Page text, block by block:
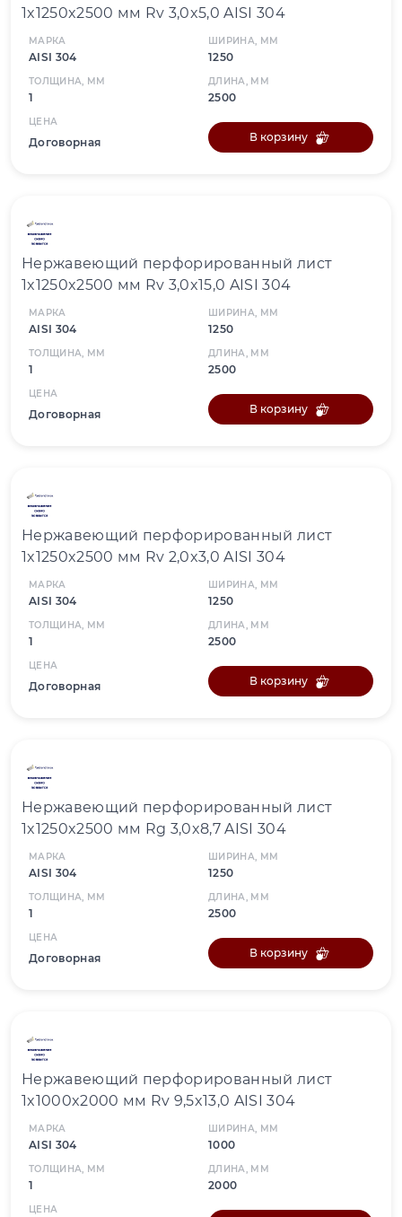
1x1250x2500 мм Rv 3,0x5,0 AISI 304
МАРКА
AISI 304
ШИРИНА, ММ
1250
ТОЛЩИНА, ММ
1
ДЛИНА, ММ
2500
ЦЕНА
Договорная В корзину
Нержавеющий перфорированный лист
1x1250x2500 мм Rv 3,0x15,0 AISI 304
МАРКА
AISI 304
ШИРИНА, ММ
1250
ТОЛЩИНА, ММ
1
ДЛИНА, ММ
2500
ЦЕНА
Договорная В корзину
Нержавеющий перфорированный лист
1x1250x2500 мм Rv 2,0x3,0 AISI 304
МАРКА
AISI 304
ШИРИНА, ММ
1250
ТОЛЩИНА, ММ
1
ДЛИНА, ММ
2500
ЦЕНА
Договорная В корзину
Нержавеющий перфорированный лист
1x1250x2500 мм Rg 3,0x8,7 AISI 304
МАРКА
AISI 304
ШИРИНА, ММ
1250
ТОЛЩИНА, ММ
1
ДЛИНА, ММ
2500
ЦЕНА
Договорная В корзину
Нержавеющий перфорированный лист
1x1000x2000 мм Rv 9,5x13,0 AISI 304
МАРКА
AISI 304
ШИРИНА, ММ
1000
ТОЛЩИНА, ММ
1
ДЛИНА, ММ
2000
ЦЕНА